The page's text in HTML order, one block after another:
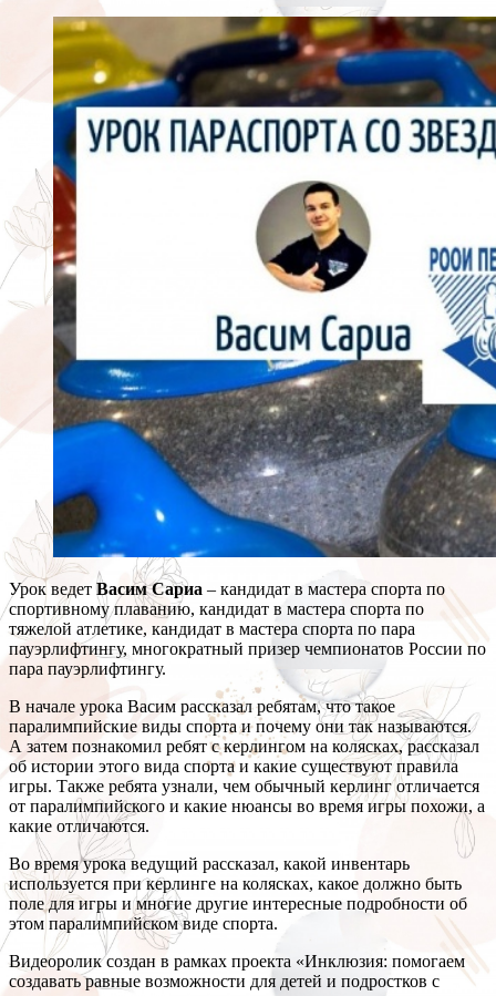
Урок ведет Васим Сариа – кандидат в мастера спорта по
спортивному плаванию, кандидат в мастера спорта по
тяжелой атлетике, кандидат в мастера спорта по пара
пауэрлифтингу, многократный призер чемпионатов России по
пара пауэрлифтингу.
В начале урока Васим рассказал ребятам, что такое
паралимпийские виды спорта и почему они так называются.
А затем познакомил ребят с керлингом на колясках, рассказал
об истории этого вида спорта и какие существуют правила
игры. Также ребята узнали, чем обычный керлинг отличается
от паралимпийского и какие нюансы во время игры похожи, а
какие отличаются.
Во время урока ведущий рассказал, какой инвентарь
используется при керлинге на колясках, какое должно быть
поле для игры и многие другие интересные подробности об
этом паралимпийском виде спорта.
Видеоролик создан в рамках проекта «Инклюзия: помогаем
создавать равные возможности для детей и подростков с